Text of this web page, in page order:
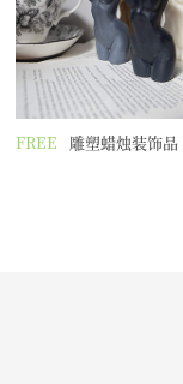
FREE 雕塑蜡烛装饰品